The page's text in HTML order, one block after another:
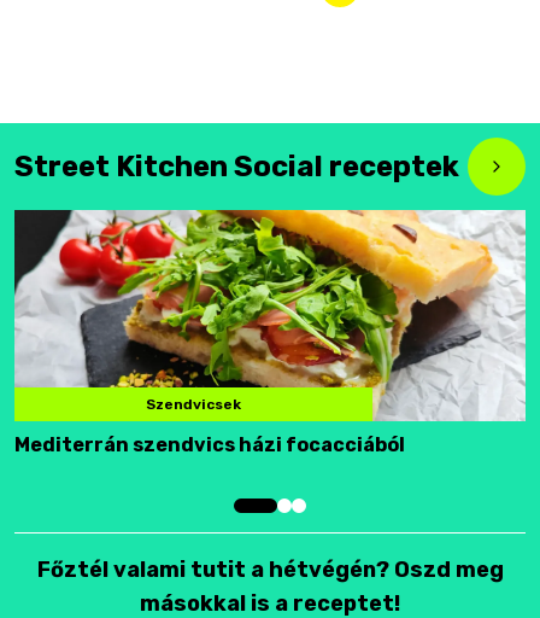
Street Kitchen Social receptek
Szendvicsek
Mediterrán szendvics házi focacciából
Főztél valami tutit a hétvégén? Oszd meg
másokkal is a receptet!